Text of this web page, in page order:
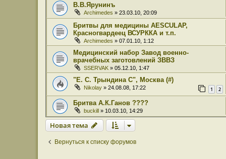
В.В.Ярунинъ
Archimedes » 23.03.10, 20:09
Бритвы для медицины AESCULAP,
Красногвардеец ВСУРККА и т.п.
Archimedes » 07.01.10, 1:12
Медицинский набор Завод военно-
врачебных заготовлений ЗВВЗ
SSERVAK » 05.12.10, 1:47
"Е. С. Трындина С", Москва (#)
Nikolay » 24.08.08, 17:22 1 2
Бритва А.К.Ганов ????
buckill » 10.03.10, 14:29
Новая тема
Вернуться к списку форумов